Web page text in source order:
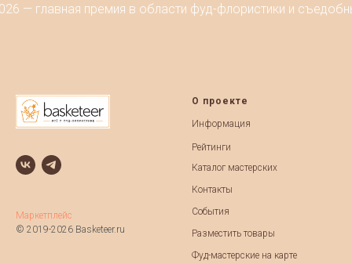
— главная премия в области фуд-флористики и
Маркетплейс
© 2019-2026 Basketeer.ru
О проекте
Информация
Рейтинги
Каталог мастерских
Контакты
События
Разместить товары
Фуд-мастерские на карте